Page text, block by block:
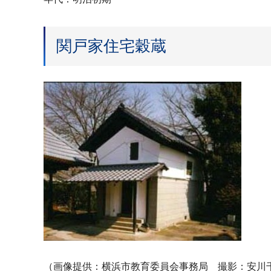
関戸家住宅穀蔵
（画像提供：横浜市教育委員会事務局 撮影：安川